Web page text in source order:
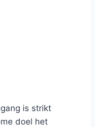
is strikt
doel het